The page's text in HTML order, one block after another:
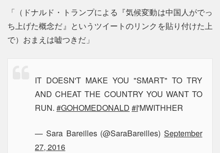
「（ドナルド・トランプによる『気候変動は中国人がでっ
ち上げた概念だ』というツイートのリンクを貼り付けた上
で）おまえは嘘つきだ」
IT DOESN'T MAKE YOU "SMART" TO TRY
AND CHEAT THE COUNTRY YOU WANT TO
RUN. #GOHOMEDONALD #I'MWITHHER
— Sara Bareilles (@SaraBareilles) September
27, 2016